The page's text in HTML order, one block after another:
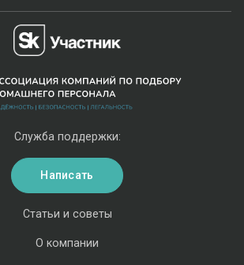
Статьи и советы
О компании
Служба поддержки:
Написать